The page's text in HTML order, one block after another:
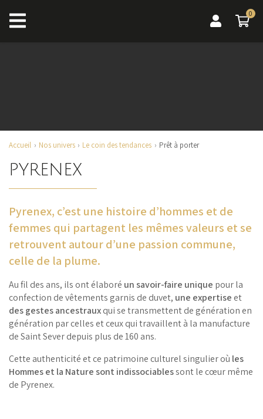
0
0
Accueil Nos univers Le coin des tendances Prêt à porter
PYRENEX
Pyrenex, c’est une histoire d’hommes et de
femmes qui partagent les mêmes valeurs et se
retrouvent autour d’une passion commune,
celle de la plume.
Au fil des ans, ils ont élaboré un savoir-faire unique pour la
confection de vêtements garnis de duvet, une expertise et
des gestes ancestrauxqui se transmettent de génération en
génération par celles et ceux qui travaillent à la manufacture
de Saint Sever depuis plus de 160 ans.
Cette authenticité et ce patrimoine culturel singulier où les
Hommes et la Nature sont indissociablessont le cœur même
de Pyrenex.